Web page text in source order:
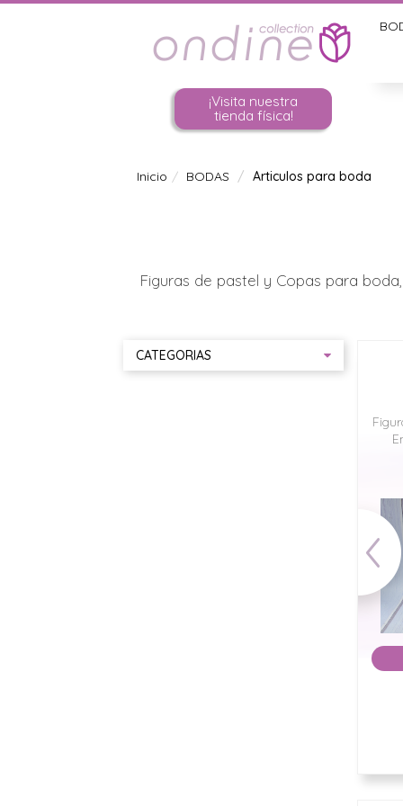
¡Visita nuestra
tienda física!
Inicio BODAS Articulos para boda
Figuras de pastel y Copas para
CATEGORIAS